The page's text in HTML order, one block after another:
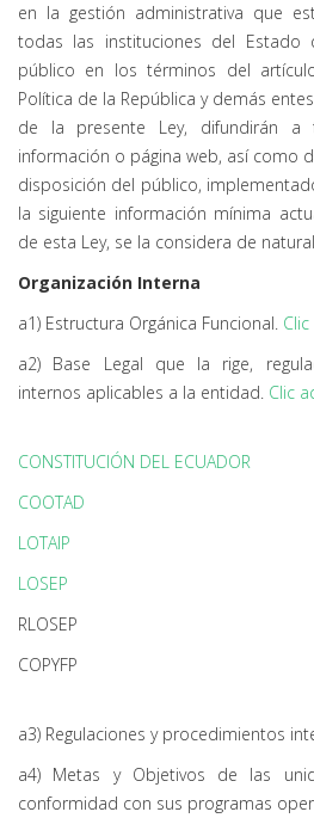
en la gestión administrativa que
todas las instituciones del Estado
público en los términos del
Política de la República y demás
de la presente Ley, difundirán
información o página web, así como
disposición del público,
la siguiente información mínima
de esta Ley, se la considera de
Organización Interna
a1) Estructura Orgánica Funcional.
a2) Base Legal que la rige,
internos aplicables a la entidad. Clic
CONSTITUCIÓN DEL ECUADOR
COOTAD
LOTAIP
LOSEP
RLOSEP
COPYFP
a3) Regulaciones y procedimientos
a4) Metas y Objetivos de las
conformidad con sus programas